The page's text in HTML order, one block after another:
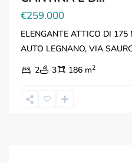
€259.000
ELENGANTE ATTICO DI
AUTO LEGNANO, VIA
2 3 186 m2